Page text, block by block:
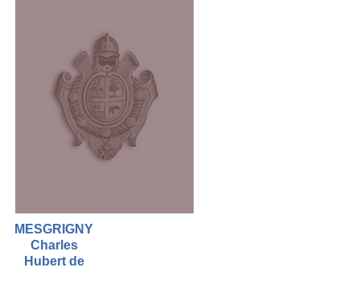
MESGRIGNY
Charles
Hubert de